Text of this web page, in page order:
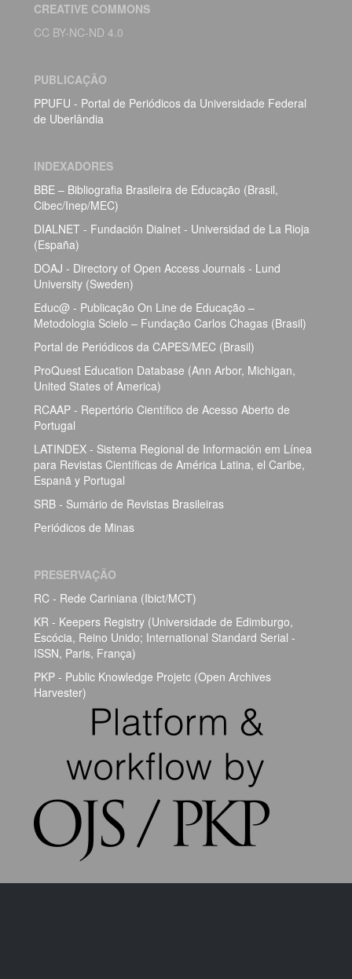
CREATIVE COMMONS
CC BY-NC-ND 4.0
PUBLICAÇÃO
PPUFU - Portal de Periódicos da Universidade Federal
de Uberlândia
INDEXADORES
BBE – Bibliografia Brasileira de Educação (Brasil,
Cibec/Inep/MEC)
DIALNET - Fundación Dialnet - Universidad de La Rioja
(España)
DOAJ - Directory of Open Access Journals - Lund
University (Sweden)
Educ@ - Publicação On Line de Educação –
Metodologia Scielo – Fundação Carlos Chagas (Brasil)
Portal de Periódicos da CAPES/MEC (Brasil)
ProQuest Education Database (Ann Arbor, Michigan,
United States of America)
RCAAP - Repertório Científico de Acesso Aberto de
Portugal
LATINDEX - Sistema Regional de Información em Línea
para Revistas Científicas de América Latina, el Caribe,
Espanã y Portugal
SRB - Sumário de Revistas Brasileiras
Periódicos de Minas
PRESERVAÇÃO
RC - Rede Cariniana (Ibict/MCT)
KR - Keepers Registry (Universidade de Edimburgo,
Escócia, Reino Unido; International Standard Serial -
ISSN, Paris, França)
PKP - Public Knowledge Projetc (Open Archives
Harvester)